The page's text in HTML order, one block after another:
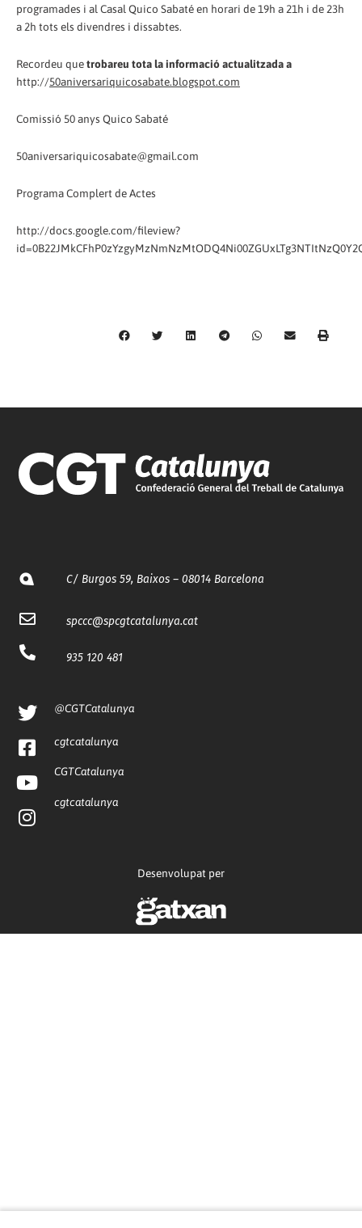
programades i al Casal Quico Sabaté en horari de 19h a 21h i de 23h
a 2h tots els divendres i dissabtes.
Recordeu quetrobareu tota la informació actualitzada a
http://50aniversariquicosabate.blogspot.com
Comissió 50 anys Quico Sabaté
50aniversariquicosabate@gmail.com
Programa Complert de Actes
http://docs.google.com/fileview?
C/ Burgos 59, Baixos – 08014 Barcelona
spccc@spcgtcatalunya.cat
935 120 481
@CGTCatalunya
cgtcatalunya
CGTCatalunya
cgtcatalunya
Desenvolupat per